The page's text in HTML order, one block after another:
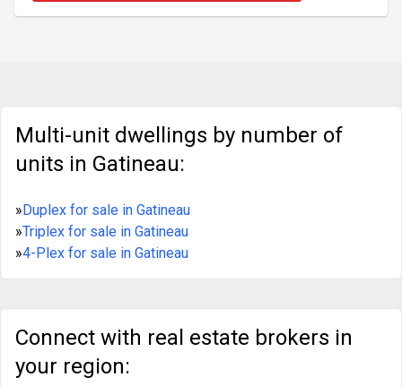
Multi-unit dwellings by number of
units in Gatineau:
»Duplex for sale in Gatineau
»Triplex for sale in Gatineau
»4-Plex for sale in Gatineau
Connect with real estate brokers in
your region: